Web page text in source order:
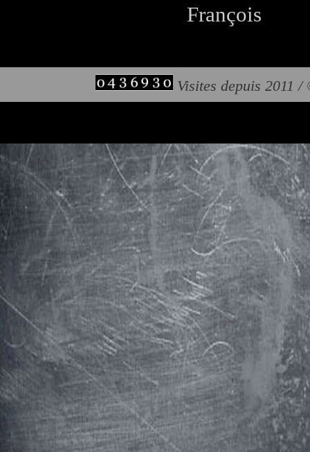
François
Visites depuis 2011